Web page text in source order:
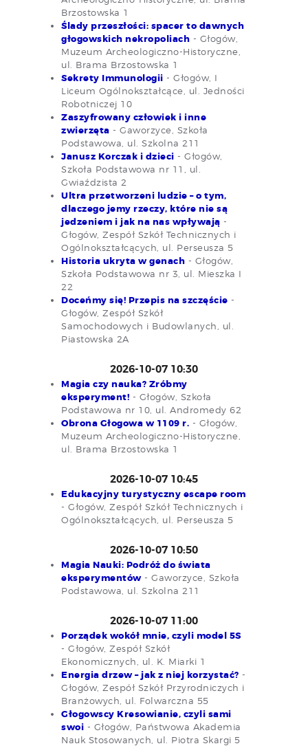
Brzostowska 1
Ślady przeszłości: spacer to dawnych
głogowskich nekropoliach - Głogów,
Muzeum Archeologiczno-Historyczne,
ul. Brama Brzostowska 1
Sekrety Immunologii - Głogów, I
Liceum Ogólnokształcące, ul. Jedności
Robotniczej 10
Zaszyfrowany człowiek i inne
zwierzęta - Gaworzyce, Szkoła
Podstawowa, ul. Szkolna 211
Janusz Korczak i dzieci - Głogów,
Szkoła Podstawowa nr 11, ul.
Gwiaździsta 2
Ultra przetworzeni ludzie – o tym,
dlaczego jemy rzeczy, które nie są
jedzeniem i jak na nas wpływają -
Głogów, Zespół Szkół Technicznych i
Ogólnokształcących, ul. Perseusza 5
Historia ukryta w genach - Głogów,
Szkoła Podstawowa nr 3, ul. Mieszka I
22
Doceńmy się! Przepis na szczęście -
Głogów, Zespół Szkół
Samochodowych i Budowlanych, ul.
Piastowska 2A
2026-10-07 10:30
Magia czy nauka? Zróbmy
eksperyment! - Głogów, Szkoła
Podstawowa nr 10, ul. Andromedy 62
Obrona Głogowa w 1109 r. - Głogów,
Muzeum Archeologiczno-Historyczne,
ul. Brama Brzostowska 1
2026-10-07 10:45
Edukacyjny turystyczny escape room
- Głogów, Zespół Szkół Technicznych i
Ogólnokształcących, ul. Perseusza 5
2026-10-07 10:50
Magia Nauki: Podróż do świata
eksperymentów- Gaworzyce, Szkoła
Podstawowa, ul. Szkolna 211
2026-10-07 11:00
Porządek wokół mnie, czyli model 5S
- Głogów, Zespół Szkół
Ekonomicznych, ul. K. Miarki 1
Energia drzew – jak z niej korzystać? -
Głogów, Zespół Szkół Przyrodniczych i
Branżowych, ul. Folwarczna 55
Głogowscy Kresowianie, czyli sami
swoi - Głogów, Państwowa Akademia
Nauk Stosowanych, ul. Piotra Skargi 5